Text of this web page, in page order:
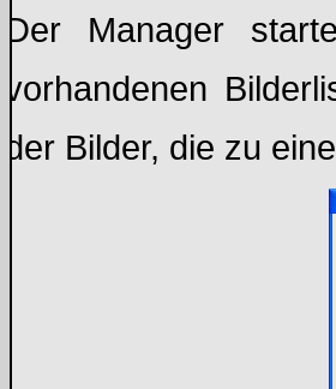
Der Manager
vorhandenen
der Bilder, die zu